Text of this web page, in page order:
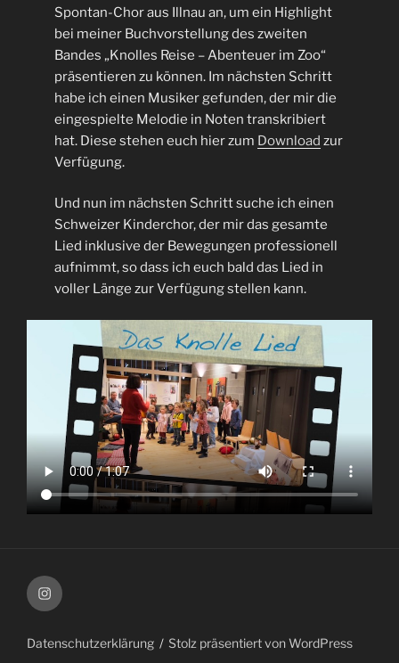
Spontan-Chor aus Illnau an, um ein Highlight
bei meiner Buchvorstellung des zweiten
Bandes „Knolles Reise – Abenteuer im Zoo“
präsentieren zu können. Im nächsten Schritt
habe ich einen Musiker gefunden, der mir die
eingespielte Melodie in Noten transkribiert
hat. Diese stehen euch hier zum Download zur
Verfügung.
Und nun im nächsten Schritt suche ich einen
Schweizer Kinderchor, der mir das gesamte
Lied inklusive der Bewegungen professionell
aufnimmt, so dass ich euch bald das Lied in
voller Länge zur Verfügung stellen kann.
Instagram
Datenschutzerklärung Stolz präsentiert von WordPress